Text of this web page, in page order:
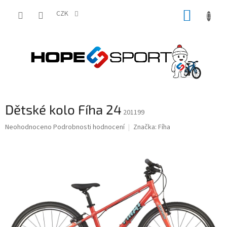
CZK
Dětské kolo Fíha 24 201199
Průměrné
Neohodnoceno Podrobnosti hodnocení Značka: Fíha